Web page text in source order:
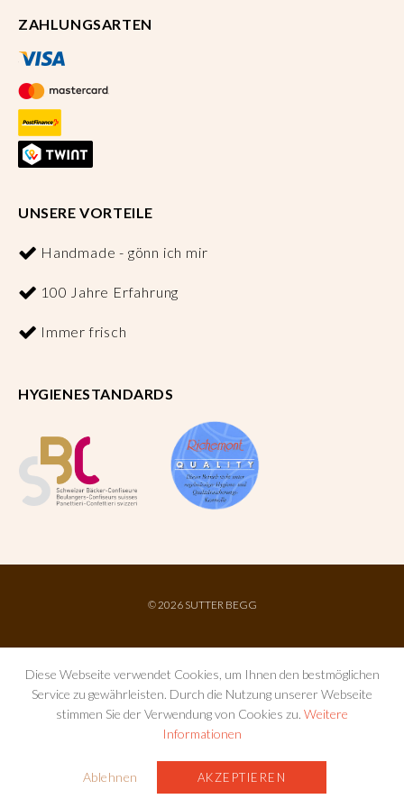
ZAHLUNGSARTEN
UNSERE VORTEILE
Handmade - gönn ich mir
100 Jahre Erfahrung
Immer frisch
HYGIENESTANDARDS
© 2026 SUTTER BEGG
Diese Webseite verwendet Cookies, um Ihnen den bestmöglichen
Service zu gewährleisten. Durch die Nutzung unserer Webseite
stimmen Sie der Verwendung von Cookies zu. Weitere
Informationen
Ablehnen AKZEPTIEREN